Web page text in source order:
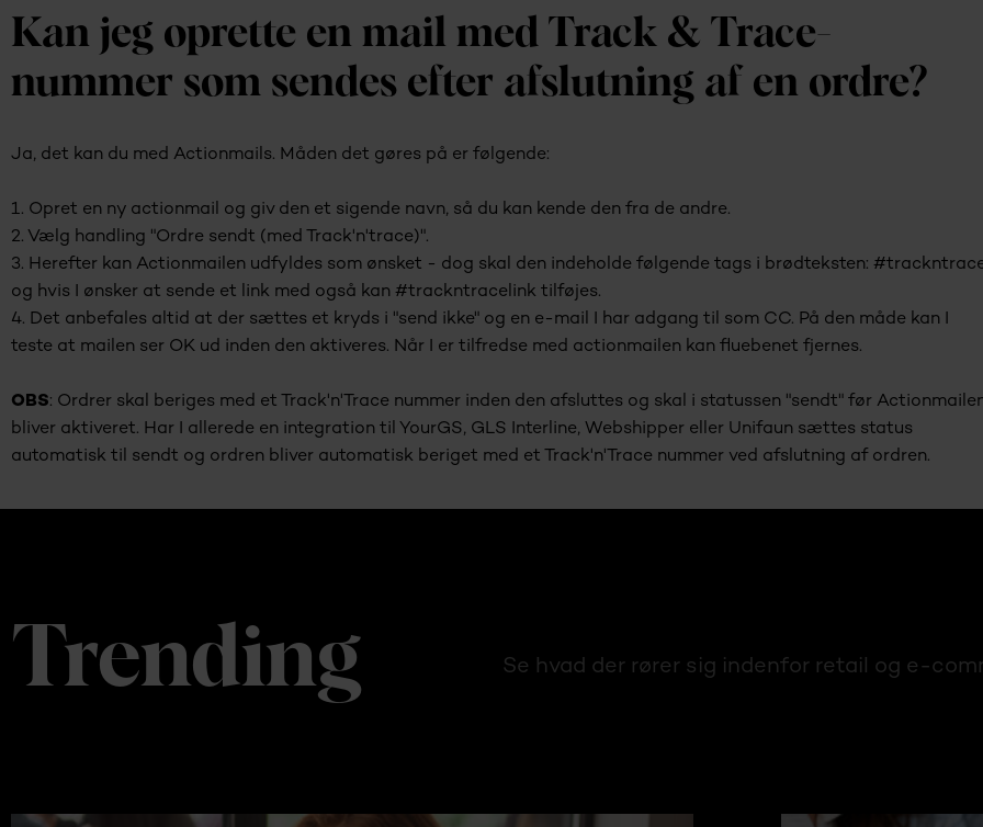
Kan jeg oprette en mail med Track & Trace-
nummer som sendes efter afslutning af en ordre?
Ja, det kan du med Actionmails. Måden det gøres på er følgende:
1. Opret en ny actionmail og giv den et sigende navn, så du kan kende den fra de andre.
2. Vælg handling "Ordre sendt (med Track'n'trace)".
3. Herefter kan Actionmailen udfyldes som ønsket - dog skal den indeholde følgende tags i brødteksten:
og hvis I ønsker at sende et link med også kan #trackntracelink tilføjes.
4. Det anbefales altid at der sættes et kryds i "send ikke" og en e-mail I har adgang til som CC. På den måde kan I
teste at mailen ser OK ud inden den aktiveres. Når I er tilfredse med actionmailen kan fluebenet fjernes.
OBS: Ordrer skal beriges med et Track'n'Trace nummer inden den afsluttes og skal i statussen "sendt" før
bliver aktiveret. Har I allerede en integration til YourGS, GLS Interline, Webshipper eller Unifaun sættes status
automatisk til sendt og ordren bliver automatisk beriget med et Track'n'Trace nummer ved afslutning af ordren.
Trending Se hvad der rører sig indenfor retail og e-